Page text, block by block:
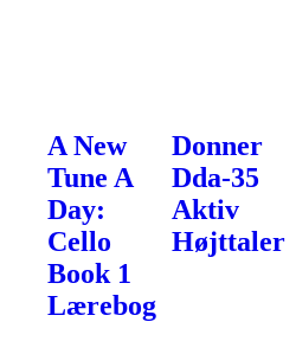
A New
Tune A
Day:
Cello
Book 1
Lærebog
Donner
Dda-35
Aktiv
Højttaler